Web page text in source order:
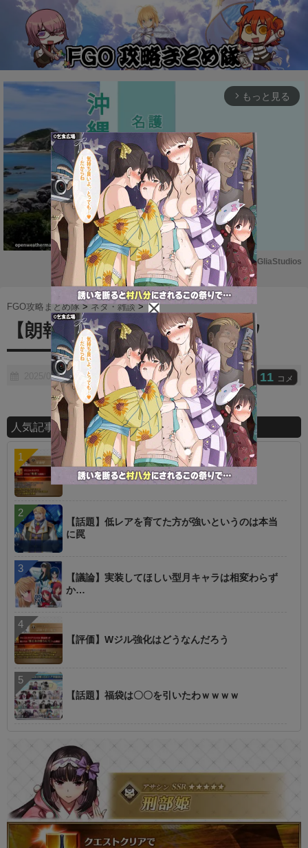
arrow_forward_ios もっと見る
M
u
t
e
Powered by GliaStudios
FGO攻略まとめ隊 >ネタ・雑談 >
【朗報】刑部姫のスキル強化ｷﾀ
━━━(ﾟ∀ﾟ)━━━!!
2025/02/14 11 コメ
人気記事ランキング
【指摘】卑弥呼の強化はぶっ壊れじゃない？
【話題】低レアを育てた方が強いというのは本当
に罠
【議論】実装してほしい型月キャラは相変わらず
か…
【評価】Wジル強化はどうなんだろう
【話題】福袋は〇〇を引いたわｗｗｗｗ